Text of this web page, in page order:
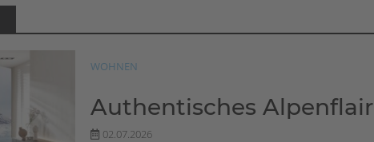
WOHNEN
Authentisches Alpenflair
02.07.2026